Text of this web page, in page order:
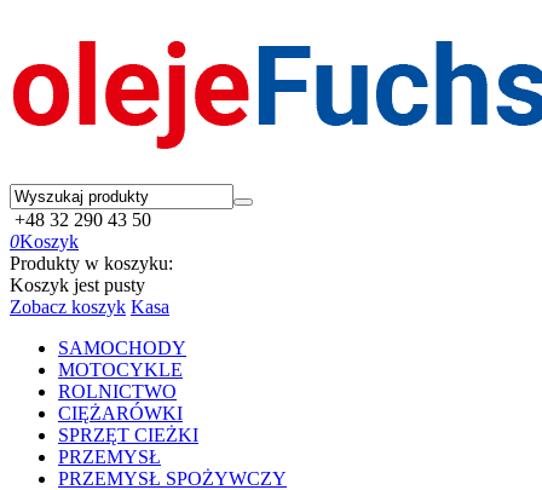
+48 32 290 43 50
0Koszyk
Produkty w koszyku:
Koszyk jest pusty
Zobacz koszyk Kasa
SAMOCHODY
MOTOCYKLE
ROLNICTWO
CIĘŻARÓWKI
SPRZĘT CIEŻKI
PRZEMYSŁ
PRZEMYSŁ SPOŻYWCZY